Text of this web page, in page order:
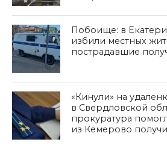
Побоище: в
избили местных
пострадавшие
«Кинули» на
в Свердловской
прокуратура
из Кемерово